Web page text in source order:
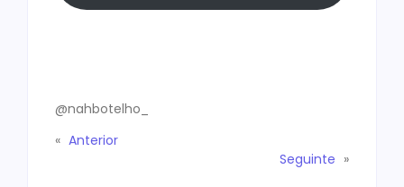
@nahbotelho_
« Anterior
Seguinte »